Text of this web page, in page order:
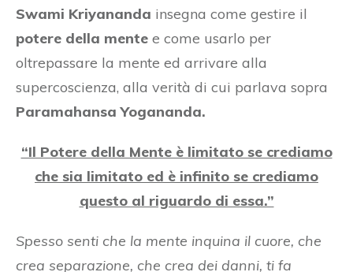
Swami Kriyananda insegna come gestire il
potere della mente e come usarlo per
oltrepassare la mente ed arrivare alla
supercoscienza, alla verità di cui parlava sopra
Paramahansa Yogananda.
“Il Potere della Mente è limitato se crediamo
che sia limitato ed è infinito se crediamo
questo al riguardo di essa.”
Spesso senti che la mente inquina il cuore, che
crea separazione, che crea dei danni, ti fa